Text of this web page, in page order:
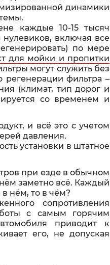
динамики
каждые 10-15 тысяч
включая все
по мере
для мойки и пропитки
могут служить без
фильтра –
(климат, тип дорог и
со временем и
и всё это с учетом
давления.
установки в штатное
при езде в обычном
заметно всё. Каждый
в нём, то в чём?
сопротивления
с самым горячим
приводит к
его, не допуская